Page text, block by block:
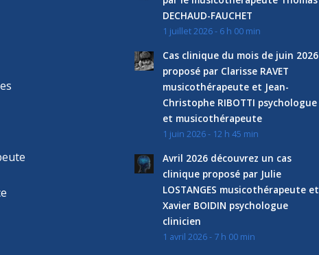
DECHAUD-FAUCHET
1 juillet 2026 - 6 h 00 min
Cas clinique du mois de juin 2026
proposé par Clarisse RAVET
musicothérapeute et Jean-
Christophe RIBOTTI psychologue
et musicothérapeute
1 juin 2026 - 12 h 45 min
Avril 2026 découvrez un cas
clinique proposé par Julie
LOSTANGES musicothérapeute et
Xavier BOIDIN psychologue
clinicien
1 avril 2026 - 7 h 00 min